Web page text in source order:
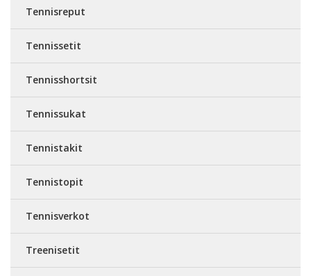
Tennisreput
Tennissetit
Tennisshortsit
Tennissukat
Tennistakit
Tennistopit
Tennisverkot
Treenisetit